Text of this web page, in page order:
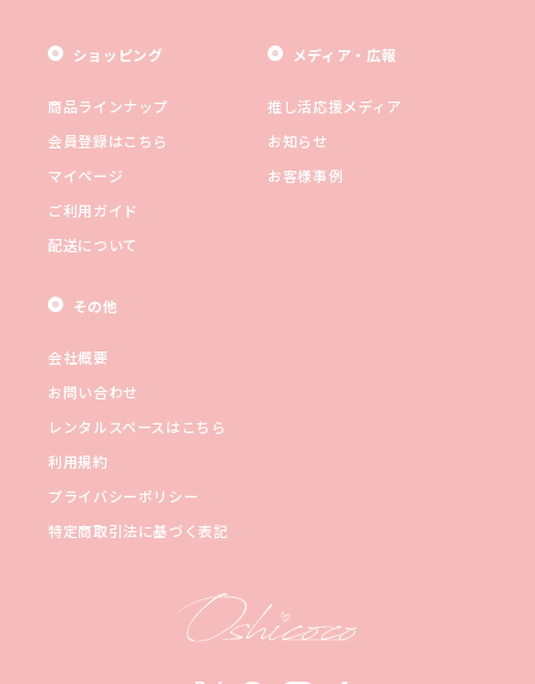
ショッピング
商品ラインナップ
会員登録はこちら
マイページ
ご利用ガイド
配送について
メディア・広報
推し活応援メディア
お知らせ
お客様事例
その他
会社概要
お問い合わせ
レンタルスペースはこちら
利用規約
プライバシーポリシー
特定商取引法に基づく表記